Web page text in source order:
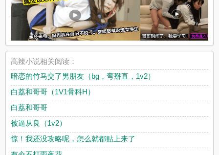
高辣小说相关阅读：
暗恋的竹马交了男朋友（bg，弯掰直，1v2）
白荔和哥哥（1V1骨科H）
白荔和哥哥
被逼从良（1v2）
惊！我还没攻略呢，怎么就都贴上来了